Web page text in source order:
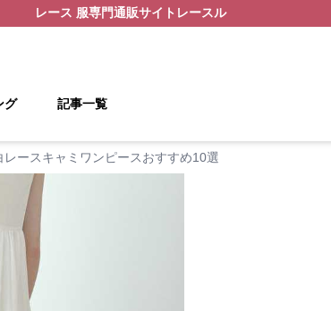
レース 服専門通販サイト レースル
グ 記事一覧
ースキャミワンピースおすすめ10選